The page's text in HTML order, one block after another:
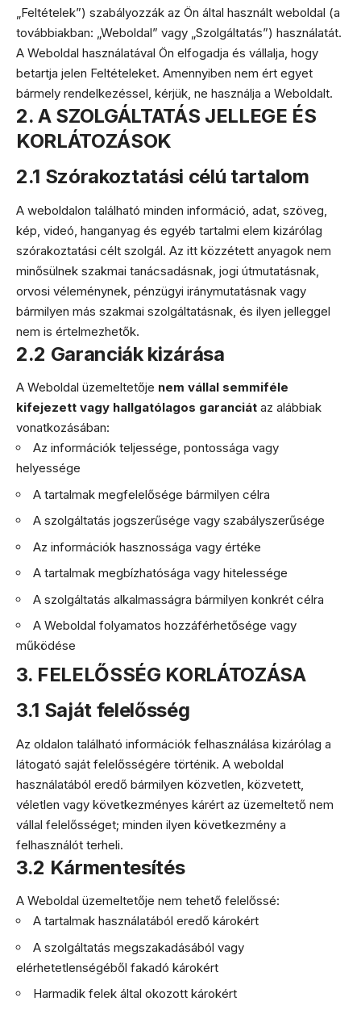
„Feltételek”) szabályozzák az Ön által használt weboldal (a
továbbiakban: „Weboldal” vagy „Szolgáltatás”) használatát.
A Weboldal használatával Ön elfogadja és vállalja, hogy
betartja jelen Feltételeket. Amennyiben nem ért egyet
bármely rendelkezéssel, kérjük, ne használja a Weboldalt.
2. A SZOLGÁLTATÁS JELLEGE ÉS
KORLÁTOZÁSOK
2.1 Szórakoztatási célú tartalom
A weboldalon található minden információ, adat, szöveg,
kép, videó, hanganyag és egyéb tartalmi elem kizárólag
szórakoztatási célt szolgál. Az itt közzétett anyagok nem
minősülnek szakmai tanácsadásnak, jogi útmutatásnak,
orvosi véleménynek, pénzügyi iránymutatásnak vagy
bármilyen más szakmai szolgáltatásnak, és ilyen jelleggel
nem is értelmezhetők.
2.2 Garanciák kizárása
A Weboldal üzemeltetője nem vállal semmiféle
kifejezett vagy hallgatólagos garanciát az alábbiak
vonatkozásában:
Az információk teljessége, pontossága vagy
helyessége
A tartalmak megfelelősége bármilyen célra
A szolgáltatás jogszerűsége vagy szabályszerűsége
Az információk hasznossága vagy értéke
A tartalmak megbízhatósága vagy hitelessége
A szolgáltatás alkalmasságra bármilyen konkrét célra
A Weboldal folyamatos hozzáférhetősége vagy
működése
3. FELELŐSSÉG KORLÁTOZÁSA
3.1 Saját felelősség
Az oldalon található információk felhasználása kizárólag a
látogató saját felelősségére történik. A weboldal
használatából eredő bármilyen közvetlen, közvetett,
véletlen vagy következményes kárért az üzemeltető nem
vállal felelősséget; minden ilyen következmény a
felhasználót terheli.
3.2 Kármentesítés
A Weboldal üzemeltetője nem tehető felelőssé:
A tartalmak használatából eredő károkért
A szolgáltatás megszakadásából vagy
elérhetetlenségéből fakadó károkért
Harmadik felek által okozott károkért